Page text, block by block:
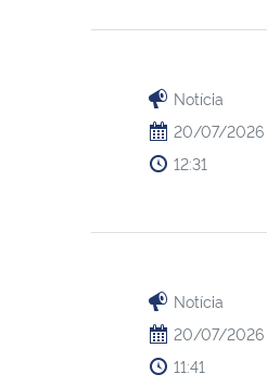
Notícia
20/07/2026
12:31
Notícia
20/07/2026
11:41